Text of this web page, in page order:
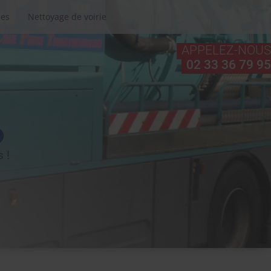
Nettoyage de voirie
APPELEZ-NOUS
02 33 36 79 95